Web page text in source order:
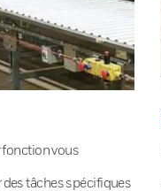
fonction vous
des tâches spécifiques